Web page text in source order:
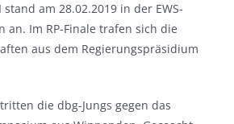
am 28.02.2019 in der EWS-
an. Im RP-Finale trafen sich die
aus dem Regierungspräsidium
die dbg-Jungs gegen das